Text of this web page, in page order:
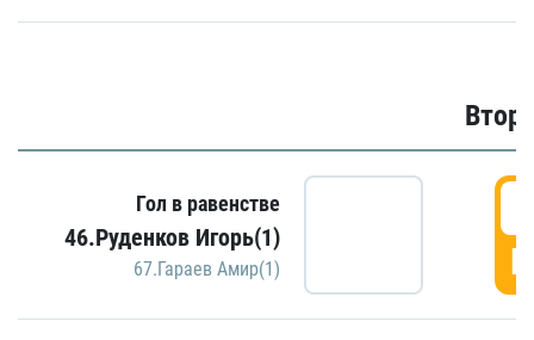
Гол в равенстве
46.Руденков Игорь(1)
67.Гараев Амир(1)